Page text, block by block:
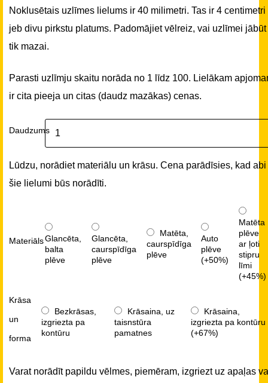
Noklusētais uzlīmes lielums ir 40 milimetri. Tas ir 4 centimetri
jeb divu pirkstu platums. Padomājiet vēlreiz, vai uzlīmei jābūt
tik mazai.
Parasti uzlīmju skaitu norāda no 1 līdz 100. Lielākam
ir cita pieeja un citas (daudz mazākas) cenas.
Daudzums
Lūdzu, norādiet materiālu un krāsu. Cena parādīsies, kad abi
šie lielumi būs norādīti.
MateriālsGlancēta,
balta
plēve
Glancēta,
caurspīdīga
plēve
Matēta,
caurspīdīga
plēve
Auto
plēve
(+50%)
Matēta
plēve
ar ļoti
stipru
līmi
(+45%)
Krāsa
un
forma
Bezkrāsas,
izgriezta pa
kontūru
Krāsaina, uz
taisnstūra
pamatnes
Krāsaina,
izgriezta pa kontūru
(+67%)
Varat norādīt papildu vēlmes, piemēram, izgriezt uz apaļas